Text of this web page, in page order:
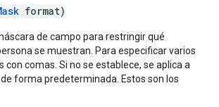
format)
de campo para restringir qué
se muestran. Para especificar varios
con comas. Si no se establece, se aplica a
forma predeterminada. Estos son los